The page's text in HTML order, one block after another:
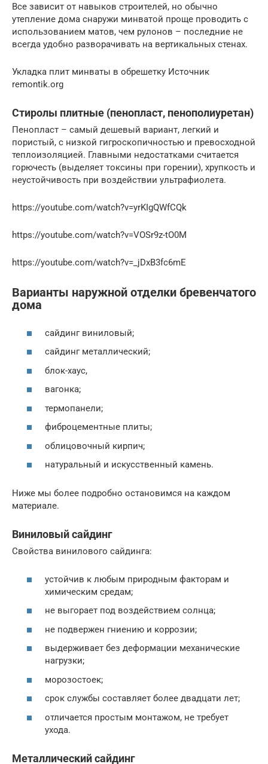
Все зависит от навыков строителей, но обычно
утепление дома снаружи минватой проще проводить с
использованием матов, чем рулонов – последние не
всегда удобно разворачивать на вертикальных стенах.
Укладка плит минваты в обрешетку Источник
remontik.org
Стиролы плитные (пенопласт, пенополиуретан)
Пенопласт – самый дешевый вариант, легкий и
пористый, с низкой гигроскопичностью и превосходной
теплоизоляцией. Главными недостатками считается
горючесть (выделяет токсины при горении), хрупкость и
неустойчивость при воздействии ультрафиолета.
https://youtube.com/watch?v=yrKIgQWfCQk
https://youtube.com/watch?v=VOSr9z-tO0M
https://youtube.com/watch?v=_jDxB3fc6mE
Варианты наружной отделки бревенчатого
дома
сайдинг виниловый;
сайдинг металлический;
блок-хаус,
вагонка;
термопанели;
фиброцементные плиты;
облицовочный кирпич;
натуральный и искусственный камень.
Ниже мы более подробно остановимся на каждом
материале.
Виниловый сайдинг
Свойства винилового сайдинга:
устойчив к любым природным факторам и
химическим средам;
не выгорает под воздействием солнца;
не подвержен гниению и коррозии;
выдерживает без деформации механические
нагрузки;
морозостоек;
срок службы составляет более двадцати лет;
отличается простым монтажом, не требует
ухода.
Металлический сайдинг